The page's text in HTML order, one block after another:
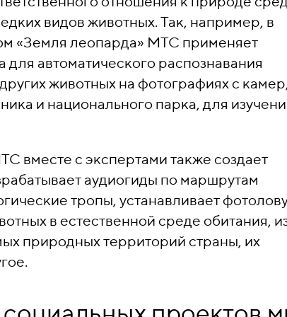
видов животных. Так, например, в
«Земля леопарда» МТС применяет
для автоматического распознавания
животных на фотографиях с камер,
и национального парка, для
вместе с экспертами также создает
аудиогиды по маршрутам
тропы, устанавливает
в естественной среде обитания,
природных территорий страны, их